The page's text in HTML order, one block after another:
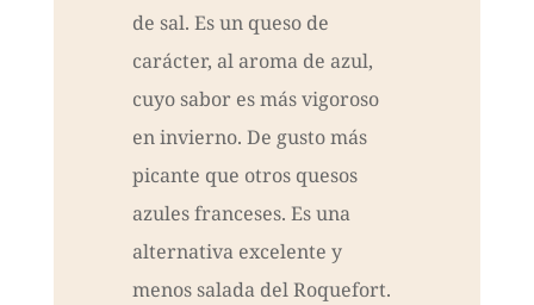
de sal. Es un queso de
carácter, al aroma de azul,
cuyo sabor es más vigoroso
en invierno. De gusto más
picante que otros quesos
azules franceses. Es una
alternativa excelente y
menos salada del Roquefort.